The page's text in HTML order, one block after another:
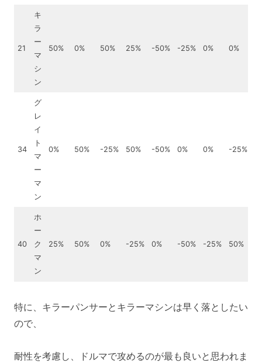
21
キ
ラ
ー
マ
シ
ン
50% 0% 50% 25% -50% -25% 0% 0%
34
グ
レ
イ
ト
マ
ー
マ
ン
0% 50% -25% 50% -50% 0% 0% -25%
40
ホ
ー
ク
マ
ン
25% 50% 0% -25% 0% -50% -25% 50%
特に、キラーパンサーとキラーマシンは早く落としたい
ので、
耐性を考慮し、ドルマで攻めるのが最も良いと思われま